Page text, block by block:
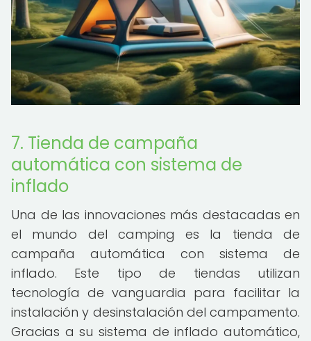
7. Tienda de campaña
automática con sistema de
inflado
Una de las innovaciones más destacadas en
el mundo del camping es la tienda de
campaña automática con sistema de
inflado. Este tipo de tiendas utilizan
tecnología de vanguardia para facilitar la
instalación y desinstalación del campamento.
Gracias a su sistema de inflado automático,